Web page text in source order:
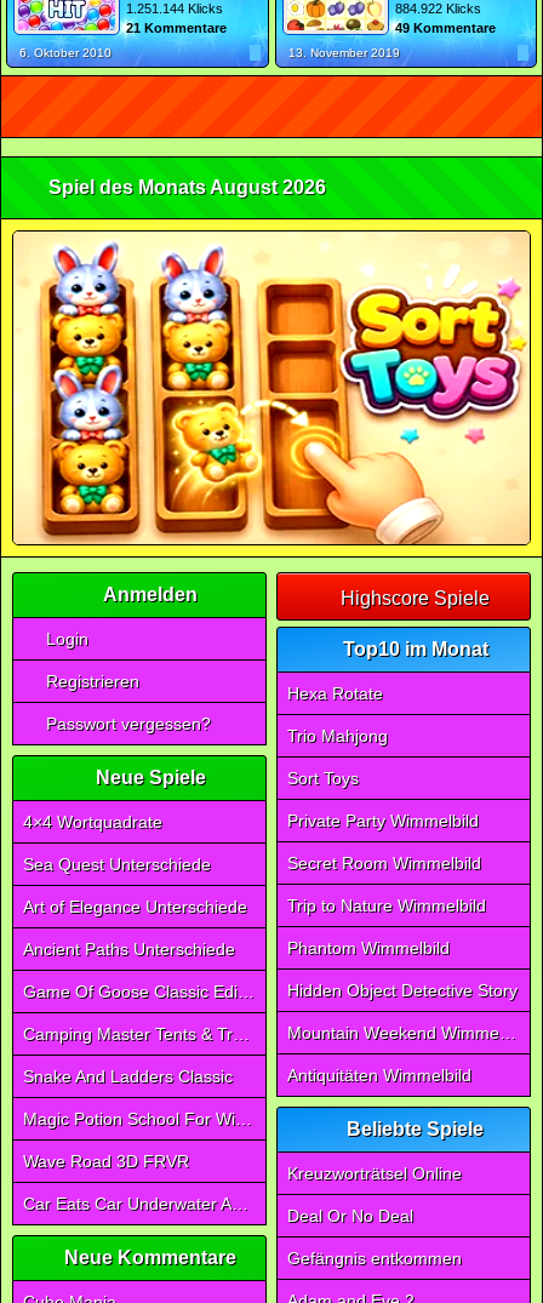
1.251.144 Klicks
21 Kommentare
6. Oktober 2010
884.922 Klicks
49 Kommentare
13. November 2019
Spiel des Monats August 2026
Anmelden
Login
Registrieren
Passwort vergessen?
Neue Spiele
4×4 Wortquadrate
Sea Quest Unterschiede
Art of Elegance Unterschiede
Ancient Paths Unterschiede
Game Of Goose Classic Edition
Camping Master Tents & Trees
Snake And Ladders Classic
Magic Potion School For Witch
Wave Road 3D FRVR
Car Eats Car Underwater Adventure FRVR
Neue Kommentare
Highscore Spiele
Top10 im Monat
Hexa Rotate
Trio Mahjong
Sort Toys
Private Party Wimmelbild
Secret Room Wimmelbild
Trip to Nature Wimmelbild
Phantom Wimmelbild
Hidden Object Detective Story
Mountain Weekend Wimmelbild
Antiquitäten Wimmelbild
Beliebte Spiele
Kreuzworträtsel Online
Deal Or No Deal
Gefängnis entkommen